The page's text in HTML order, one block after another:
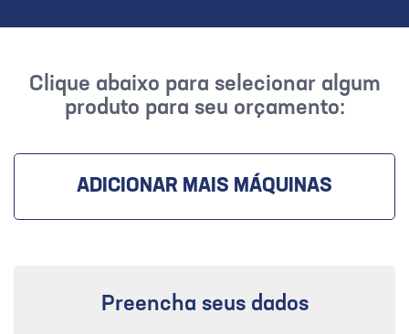
Clique abaixo para selecionar algum
produto para seu orçamento:
ADICIONAR MAIS MÁQUINAS
Preencha seus dados